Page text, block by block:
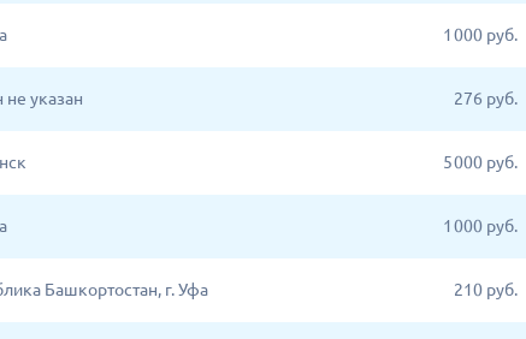
1 000 руб.
не указан 276 руб.
5 000 руб.
1 000 руб.
Башкортостан, г. Уфа 210 руб.